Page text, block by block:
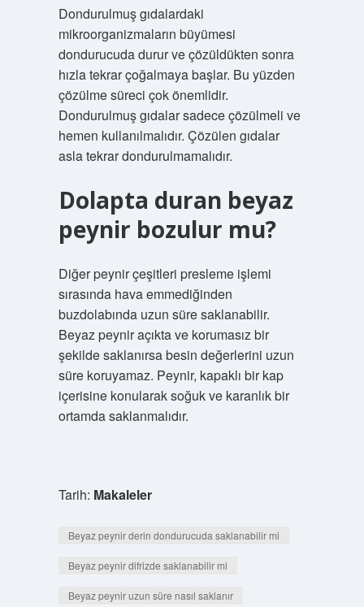
Dondurulmuş gıdalardaki
mikroorganizmaların büyümesi
dondurucuda durur ve çözüldükten sonra
hızla tekrar çoğalmaya başlar. Bu yüzden
çözülme süreci çok önemlidir.
Dondurulmuş gıdalar sadece çözülmeli ve
hemen kullanılmalıdır. Çözülen gıdalar
asla tekrar dondurulmamalıdır.
Dolapta duran beyaz
peynir bozulur mu?
Diğer peynir çeşitleri presleme işlemi
sırasında hava emmediğinden
buzdolabında uzun süre saklanabilir.
Beyaz peynir açıkta ve korumasız bir
şekilde saklanırsa besin değerlerini uzun
süre koruyamaz. Peynir, kapaklı bir kap
içerisine konularak soğuk ve karanlık bir
ortamda saklanmalıdır.
Tarih: Makaleler
Beyaz peynir derin dondurucuda saklanabilir mi
Beyaz peynir difrizde saklanabilir mi
Beyaz peynir uzun süre nasıl saklanır